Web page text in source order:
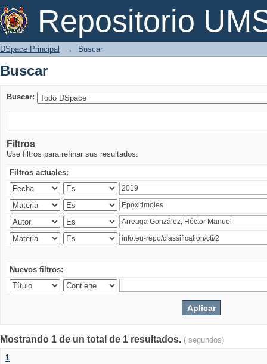
Repositorio
Buscar
DSpace Principal → Buscar
Buscar
Buscar:
Filtros
Use filtros para refinar sus resultados.
Filtros actuales:
Nuevos filtros:
Mostrando 1 de un total de 1 resultados. ( segundos)
1